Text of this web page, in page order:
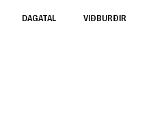
DAGATAL VIÐBURÐIR